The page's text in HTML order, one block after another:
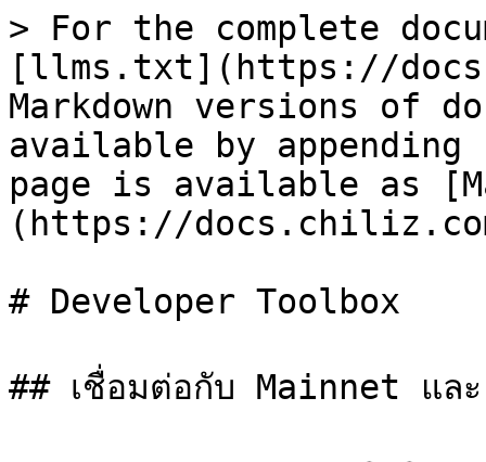
> For the complete
[llms.txt](https://
Markdown versions of
available by
page is available as
(https://
# Developer Toolbox
## เชื่อมต่อกับ Mainnet แล